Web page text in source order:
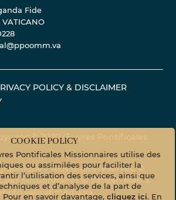
Fide
VATICANO
POLICY & DISCLAIMER
© 2020 Œuvres Pontificales
- Tous droits réservés. ©
Missionnaires © Vatican Media
COOKIE POLICY
Pontificales Missionnaires utilise des
ou assimilées pour faciliter la
l’utilisation des services, ainsi que
et d’analyse de la part de
en savoir davantage, cliquez ici. En